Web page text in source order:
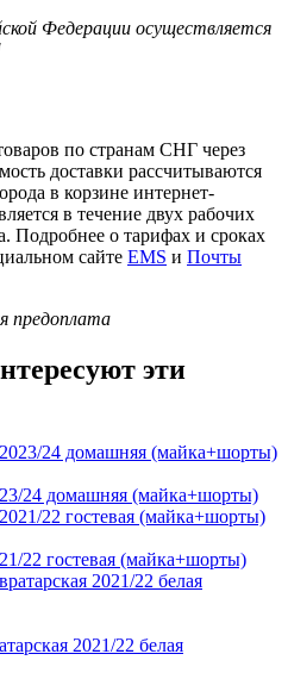
Федерации осуществляется
по странам СНГ через
доставки рассчитываются
в корзине интернет-
в течение двух рабочих
Подробнее о тарифах и сроках
сайте EMS и Почты
предоплата
эти
24 домашняя (майка+шорты)
22 гостевая (майка+шорты)
2021/22 белая